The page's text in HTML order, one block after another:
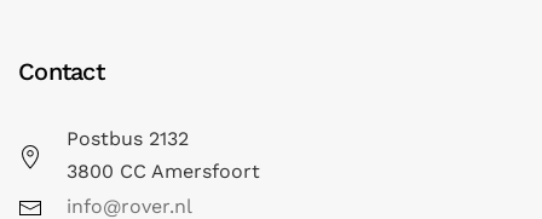
Contact
Postbus 2132
3800 CC Amersfoort
info@rover.nl